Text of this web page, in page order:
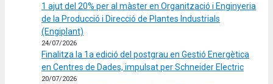
1 ajut del 20% per al màster en Organització i Enginyeria
de la Producció i Direcció de Plantes Industrials
(Engiplant)
24/07/2026
Finalitza la 1a edició del postgrau en Gestió Energètica
en Centres de Dades, impulsat per Schneider Electric
20/07/2026